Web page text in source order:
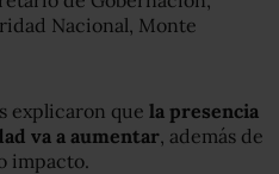
Nacional, Monte
explicaron que la presencia
va a aumentar, además de
impacto.